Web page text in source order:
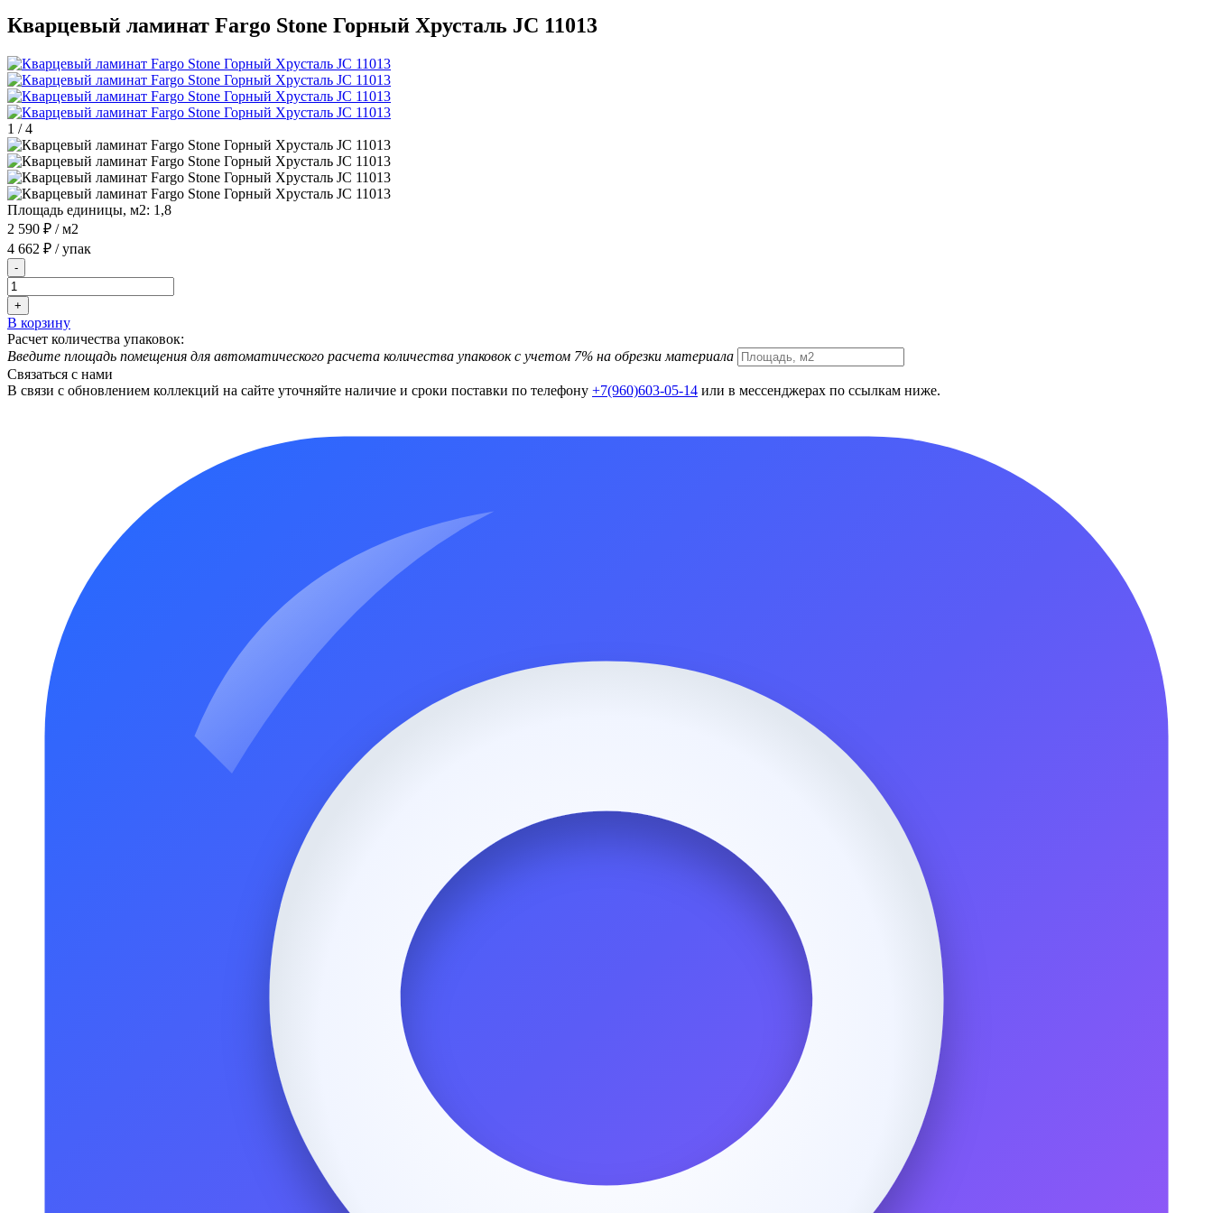
Кварцевый ламинат Fargo Stone Горный Хрусталь JC 11013
1 /4
Площадь единицы, м2: 1,8
2 590 ₽ / м2
4 662 ₽ / упак
-
+
В корзину
Расчет количества упаковок:
Введите площадь помещения для автоматического расчета количества упаковок с учетом 7% на обрезки материала
Связаться с нами
В связи с обновлением коллекций на сайте уточняйте наличие и сроки поставки по телефону +7(960)603-05-14 или в мессенджерах по ссылкам ниже.